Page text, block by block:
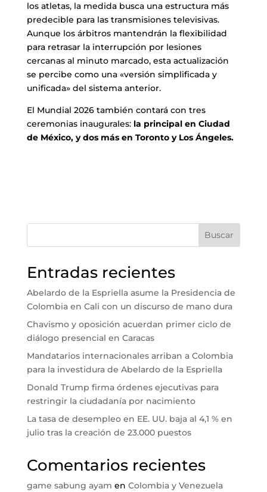
los atletas, la medida busca una estructura más
predecible para las transmisiones televisivas.
Aunque los árbitros mantendrán la flexibilidad
para retrasar la interrupción por lesiones
cercanas al minuto marcado, esta actualización
se percibe como una «versión simplificada y
unificada» del sistema anterior.
El Mundial 2026 también contará con tres
ceremonias inaugurales: la principal en Ciudad
de México, y dos más en Toronto y Los Ángeles.
Buscar
Entradas recientes
Abelardo de la Espriella asume la Presidencia de
Colombia en Cali con un discurso de mano dura
Chavismo y oposición acuerdan primer ciclo de
diálogo presencial en Caracas
Mandatarios internacionales arriban a Colombia
para la investidura de Abelardo de la Espriella
Donald Trump firma órdenes ejecutivas para
restringir la ciudadanía por nacimiento
La tasa de desempleo en EE. UU. baja al 4,1 % en
julio tras la creación de 23.000 puestos
Comentarios recientes
game sabung ayam en Colombia y Venezuela